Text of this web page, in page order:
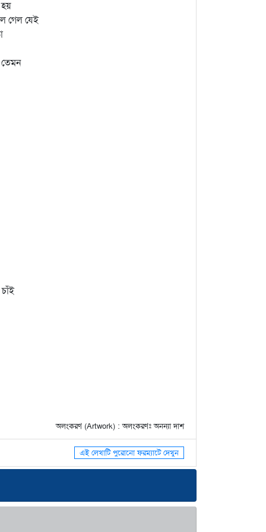
গেল যেই
অলংকরণ (Artwork) : অলংকরণঃ অনন্যা দাশ
এই লেখাটি পুরোনো ফরম্যাটে দেখুন